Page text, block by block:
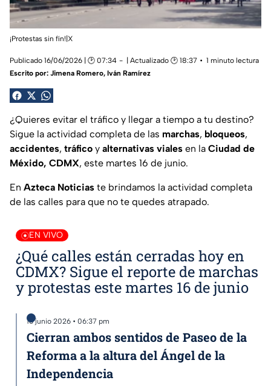
¡Protestas sin fín!|X
Publicado 16/06/2026 | 🕑 07:34 | Actualizado 🕑 18:37
1 minuto lectura
Escrito por: Jimena Romero, Iván Ramírez
¿Quieres evitar el tráfico y llegar a tiempo a tu destino?
Sigue la actividad completa de las marchas, bloqueos,
accidentes, tráfico y alternativas viales en la Ciudad de
Méxido, CDMX, este martes 16 de junio.
En Azteca Noticias te brindamos la actividad completa
de las calles para que no te quedes atrapado.
EN VIVO
¿Qué calles están cerradas hoy en
CDMX? Sigue el reporte de marchas
y protestas este martes 16 de junio
16 junio 2026 • 06:37 pm
Cierran ambos sentidos de Paseo de la
Reforma a la altura del Ángel de la
Independencia